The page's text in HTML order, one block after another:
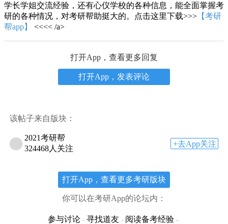
学长学姐交流经验，还有心仪学校的各种信息，能全面掌握考
研的各种情况，对考研帮助挺大的。点击这里下载>>> 【考研
帮app】
<<<< /a>
打开App，查看更多回复
打开App，发表评论
该帖子来自版块：
2021考研帮
324468人关注
+去App关注
打开App，查看更多考研版块
你可以在考研App的论坛内：
参与讨论 寻找道友 阅读备考经验